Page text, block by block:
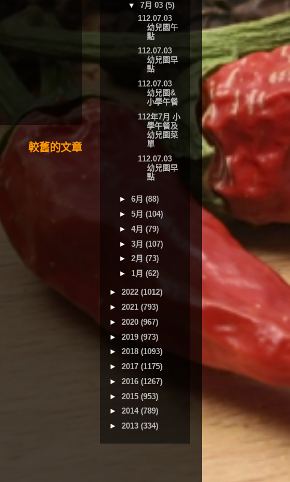
較舊的文章
▼7月 03(5)
112.07.03
幼兒園午
點
112.07.03
幼兒園早
點
112.07.03
幼兒園&
小學午餐
112年7月 小
學午餐及
幼兒園菜
單
112.07.03
幼兒園早
點
► 6月 (88)
► 5月 (104)
► 4月 (79)
► 3月 (107)
► 2月 (73)
► 1月 (62)
► 2022 (1012)
► 2021 (793)
► 2020 (967)
► 2019 (973)
► 2018 (1093)
► 2017 (1175)
► 2016 (1267)
► 2015 (953)
► 2014 (789)
► 2013 (334)